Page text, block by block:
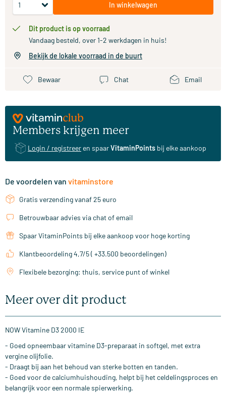
In winkelwagen
Dit product is op voorraad
Vandaag besteld, over 1-2 werkdagen in huis!
Bekijk de lokale voorraad in de buurt
Bewaar Chat Email
Members krijgen meer
Login / registreer en spaarVitaminPoints bij elke aankoop
De voordelen van vitaminstore
Gratis verzending vanaf 25 euro
Betrouwbaar advies via chat of email
Spaar VitaminPoints bij elke aankoop voor hoge korting
Klantbeoordeling 4,7/5 ( +33.500 beoordelingen)
Flexibele bezorging: thuis, service punt of winkel
Meer over dit product
NOW Vitamine D3 2000 IE
- Goed opneembaar vitamine D3-preparaat in softgel, met extra
vergine olijfolie.
- Draagt bij aan het behoud van sterke botten en tanden.
- Goed voor de calciumhuishouding, helpt bij het celdelingsproces en
belangrijk voor een normale spierwerking.